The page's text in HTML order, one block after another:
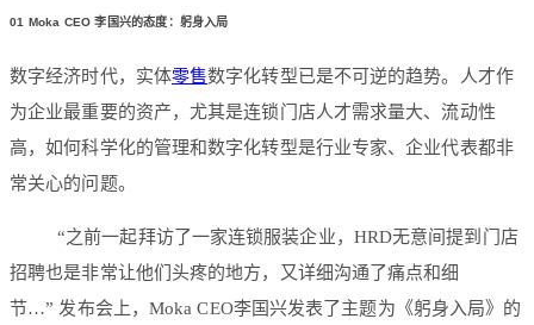
01 Moka CEO 李国兴的态度：躬身入局
数字经济时代，实体零售数字化转型已是不可逆的趋势。人才作
为企业最重要的资产，尤其是连锁门店人才需求量大、流动性
高，如何科学化的管理和数字化转型是行业专家、企业代表都非
常关心的问题。
“之前一起拜访了一家连锁服装企业，HRD无意间提到门店
招聘也是非常让他们头疼的地方，又详细沟通了痛点和细
节…” 发布会上，Moka CEO李国兴发表了主题为《躬身入局》的